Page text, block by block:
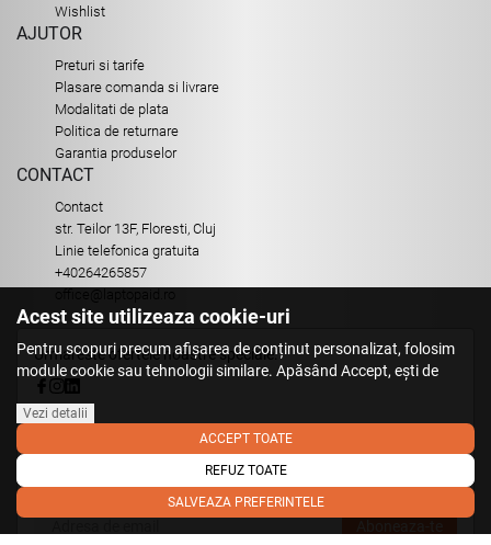
Wishlist
AJUTOR
Preturi si tarife
Plasare comanda si livrare
Modalitati de plata
Politica de returnare
Garantia produselor
CONTACT
Contact
str. Teilor 13F, Floresti, Cluj
Linie telefonica gratuita
+40264265857
Urmareste ofertele noastre speciale:
Aboneaza-te la Newsletter
Fii primul care stie. Inscrieti-vă la newsletter astazi.
Acest site utilizeaza cookie-uri
Pentru scopuri precum afișarea de conținut personalizat, folosim
module cookie sau tehnologii similare. Apăsând Accept, ești de
acord să permiți colectarea de informații prin cookie-uri sau
tehnologii similare. Află in sectiunea Politica de Cookies mai multe
despre cookie-uri, inclusiv despre posibilitatea retragerii acordului.
Vezi detalii
ACCEPT TOATE
REFUZ TOATE
SALVEAZA PREFERINTELE